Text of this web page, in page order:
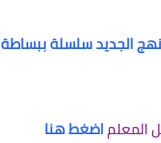
الجديد سلسلة ببساطة
المعلماضغط هنا